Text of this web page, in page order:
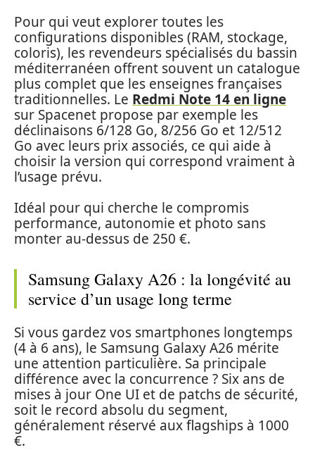
Pour qui veut explorer toutes les
configurations disponibles (RAM, stockage,
coloris), les revendeurs spécialisés du bassin
méditerranéen offrent souvent un catalogue
plus complet que les enseignes françaises
traditionnelles. Le Redmi Note 14 en ligne
sur Spacenet propose par exemple les
déclinaisons 6/128 Go, 8/256 Go et 12/512
Go avec leurs prix associés, ce qui aide à
choisir la version qui correspond vraiment à
l’usage prévu.
Idéal pour qui cherche le compromis
performance, autonomie et photo sans
monter au-dessus de 250 €.
Samsung Galaxy A26 : la longévité au
service d’un usage long terme
Si vous gardez vos smartphones longtemps
(4 à 6 ans), le Samsung Galaxy A26 mérite
une attention particulière. Sa principale
différence avec la concurrence ? Six ans de
mises à jour One UI et de patchs de sécurité,
soit le record absolu du segment,
généralement réservé aux flagships à 1000
€.